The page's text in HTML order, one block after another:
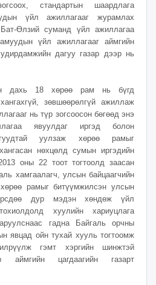
стандартын шаардлага
үйл ажиллагааг журамлах
Өлзий суманд үйл ажиллагаа
үйл ажиллагааг аймгийн
дагуу газар дээр нь
дахь 18 хөрөө рам нь бүгд
зөвшөөрөлгүй ажиллаж
нь түр зогсоосон бөгөөд энэ
явуулдаг иргэд болон
уулзаж хөрөө рамыг
нөхцөлд сумын иргэдийн
оны 22 тоот тогтоолд заасан
хамгаалагч, улсын байцаагчийн
рамыг битүүмжилсэн улсын
дур мэдэн хөндөж үйл
хуулийн хариуцлага
гадна Байгаль орчны
явцад ойн тухай хууль тогтоомж
гэмт хэргийн шинжтэй
аймгийн цагдаагийн газарт